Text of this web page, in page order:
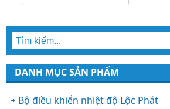
DANH MỤC SẢN PHẨM
Bộ điều khiển nhiệt độ Lộc Phát